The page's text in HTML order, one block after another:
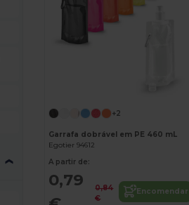
+2
Garrafa dobrável em PE 460 mL
Egotier 94612
A partir de:
0,79
0,84
€
Encomendar